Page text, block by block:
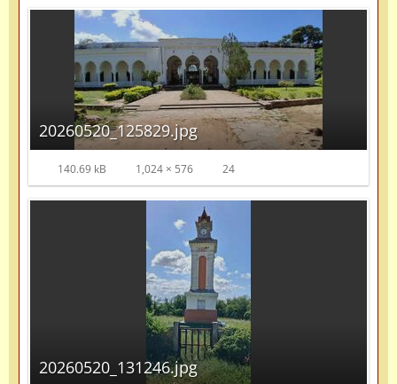
20260520_125829.jpg
140.69 kB 1,024 × 576 24
20260520_131246.jpg